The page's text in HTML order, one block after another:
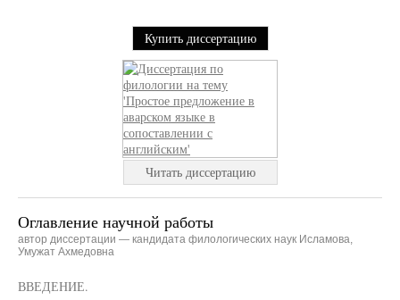
Купить диссертацию
Читать диссертацию
Оглавление научной работы
автор диссертации — кандидата филологических наук Исламова,
Умужат Ахмедовна
ВВЕДЕНИЕ.